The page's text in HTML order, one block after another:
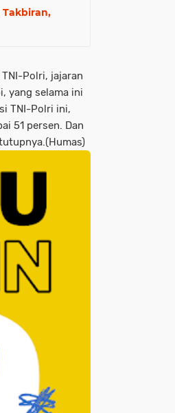
Polri, jajaran
yang selama ini
TNI-Polri ini,
51 persen. Dan